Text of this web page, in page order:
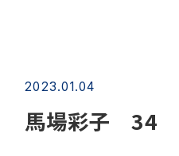
2023.01.04
馬場彩子 34